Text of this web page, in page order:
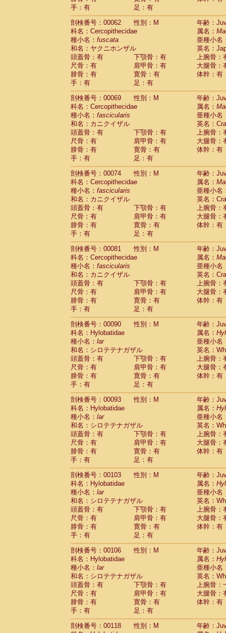
CercopithecidaeCercopithecus
CercopithecidaeCercopithecus
CercopithecidaeCercopithecus
Cercopithecidae
Cercopithecusspp.(0)
Cercopithecidae
Chlorocebus
CercopithecidaeChlorocebus
CercopithecidaeErythrocebus patas
CercopithecidaeMiopithecus talapoin
CercopithecidaeCercopithecinae spp.
CercopithecidaeColobus angolensis
CercopithecidaeColobus guereza (0)
Cercopithecidae Colobus polykomos
Cercopithecidae Piliocolobus badius
Cercopithecidae Kasi senex vetulus(0)
CercopithecidaeKasi senex
CercopithecidaeNasalis larvatus(0)
CercopithecidaePresbytes
CercopithecidaePygathrix nemaeus
CercopithecidaeSemnopithecus
Cercopithecidae
Trachypithecus
Cercopithecidae
Trachypithecus
Cercopithecidae
Trachypithecus
CercopithecidaeTrachypithecus
CercopithecidaeColobinae spp.(0)
CercopithecidaePresbytesinaespp.(0)
CercopithecidaeCercopithecidae
HylobatidaeHoolock hoolock(0)
HylobatidaeHylobates agilis
HylobatidaeHylobates klossii (0)
Hylobatidae
HylobatidaeHylobates moloch(0)
Hylobatidae Hylobates muelleri(0)
HylobatidaeHylobates pileatus(2)
Hylobatidae Hylobates
HylobatidaeHylobateshybrid(0)
HylobatidaeNomascus concolor(0)
Hylobatidae
Symphalangus
Hominidae
(0)
HominidaePan troglodytes
Hominidae Gorilla gorilla beringei(0)
Hominidae Gorilla gorilla gorilla(0)
Primates misc.(0)
Scandentia Dendrogale melanura
Scandentia Ptilocercus lowii
Scandentia
Scandentia
ScandentiaTupaia minor
手：有
足：有
剖検番号：00062
性別：M
年齢：
科名：Cercopithecidae
属名：
種小名： fuscata
亜種小名
和名：ヤクニホンザル
英名：
頭蓋骨：有
下顎骨：有
上腕骨：
尺骨：有
肩甲骨：有
大腿骨：
腓骨：有
寛骨：有
体幹：有
手：有
足：有
剖検番号：00069
性別：M
年齢：
科名：Cercopithecidae
属名：
種小名： fascicularis
亜種小名
和名：カニクイザル
英名：
頭蓋骨：有
下顎骨：有
上腕骨：
尺骨：有
肩甲骨：有
大腿骨：
腓骨：有
寛骨：有
体幹：有
手：有
足：有
剖検番号：00074
性別：M
年齢：
科名：Cercopithecidae
属名：
種小名： fascicularis
亜種小名
和名：カニクイザル
英名：
頭蓋骨：有
下顎骨：有
上腕骨：
尺骨：有
肩甲骨：有
大腿骨：
腓骨：有
寛骨：有
体幹：有
手：有
足：有
剖検番号：00081
性別：M
年齢：
科名：Cercopithecidae
属名：
種小名： fascicularis
亜種小名
和名：カニクイザル
英名：
頭蓋骨：有
下顎骨：有
上腕骨：
尺骨：有
肩甲骨：有
大腿骨：
腓骨：有
寛骨：有
体幹：有
手：有
足：有
剖検番号：00090
性別：M
年齢：
科名：Hylobatidae
属名：
種小名： lar
亜種小名
和名：シロテテナガザル
英名：
頭蓋骨：有
下顎骨：有
上腕骨：
尺骨：有
肩甲骨：有
大腿骨：
腓骨：有
寛骨：有
体幹：有
手：有
足：有
剖検番号：00093
性別：M
年齢：
科名：Hylobatidae
属名：
種小名： lar
亜種小名
和名：シロテテナガザル
英名：
頭蓋骨：有
下顎骨：有
上腕骨：
尺骨：有
肩甲骨：有
大腿骨：
腓骨：有
寛骨：有
体幹：有
手：有
足：有
剖検番号：00103
性別：M
年齢：
科名：Hylobatidae
属名：
種小名： lar
亜種小名
和名：シロテテナガザル
英名：
頭蓋骨：有
下顎骨：有
上腕骨：
尺骨：有
肩甲骨：有
大腿骨：
腓骨：有
寛骨：有
体幹：有
手：有
足：有
剖検番号：00106
性別：M
年齢：
科名：Hylobatidae
属名：
種小名： lar
亜種小名
和名：シロテテナガザル
英名：
頭蓋骨：有
下顎骨：有
上腕骨：
尺骨：有
肩甲骨：有
大腿骨：
腓骨：有
寛骨：有
体幹：有
手：有
足：有
剖検番号：00118
性別：M
年齢：